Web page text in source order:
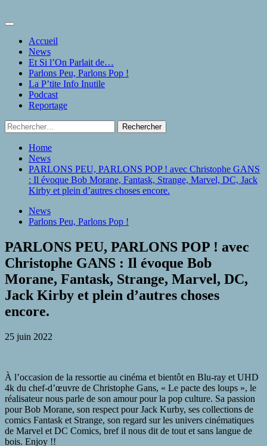
to
Primary
Accueil
News
Et Si l’On Parlait de…
Parlons Peu, Parlons Pop !
La P’tite Info Inutile
Podcast
Reportage
Rechercher :
Home
News
PARLONS PEU, PARLONS POP ! avec Christophe GANS
: Il évoque Bob Morane, Fantask, Strange, Marvel, DC, Jack
Kirby et plein d’autres choses encore.
News
Parlons Peu, Parlons Pop !
PARLONS PEU, PARLONS POP ! avec
Christophe GANS : Il évoque Bob
Morane, Fantask, Strange, Marvel, DC,
Jack Kirby et plein d’autres choses
encore.
25 juin 2022
À l’occasion de la ressortie au cinéma et bientôt en Blu-ray et UHD
4k du chef-d’œuvre de Christophe Gans, « Le pacte des loups », le
réalisateur nous parle de son amour pour la pop culture. Sa passion
pour Bob Morane, son respect pour Jack Kurby, ses collections de
comics Fantask et Strange, son regard sur les univers cinématiques
de Marvel et DC Comics, bref il nous dit de tout et sans langue de
bois. Enjoy !!